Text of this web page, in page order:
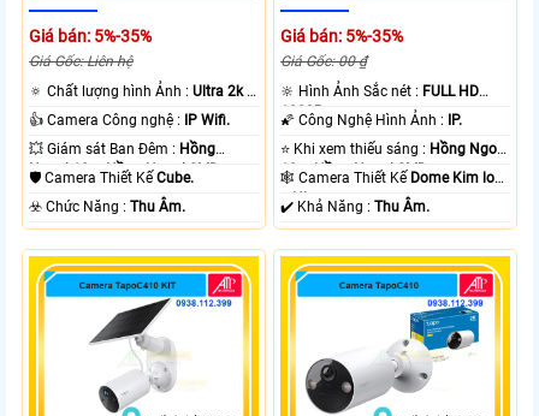
Giá bán: 5%-35%
Giá Gốc: Liên hệ
🔅 Chất lượng hình Ảnh :Ultra 2k +
.
👍 Camera Công nghệ :
IP Wifi.
💥 Giám sát Ban Đêm : Hồng
Ngoại 10m Hồng Ngoại SMD.
🛡 Camera Thiết KếCube.
️☣️ Chức Năng :Thu Âm.
Giá bán: 5%-35%
Giá Gốc: 00 ₫
🔆 Hình Ảnh Sắc nét : FULL HD
1080P .
🌠 Công Nghệ Hình Ảnh :
IP.
⭐ Khi xem thiếu sáng : Hồng Ngoại
10m Hồng Ngoại SMD.
🕸️ Camera Thiết Kế Dome Kim loại
+ Nhựa.
️✔️ Khả Năng :Thu Âm.